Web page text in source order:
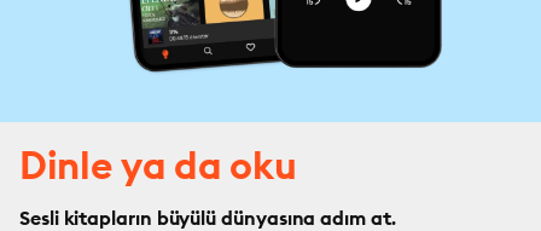
Dinle ya da oku
Sesli kitapların büyülü dünyasına adım at.